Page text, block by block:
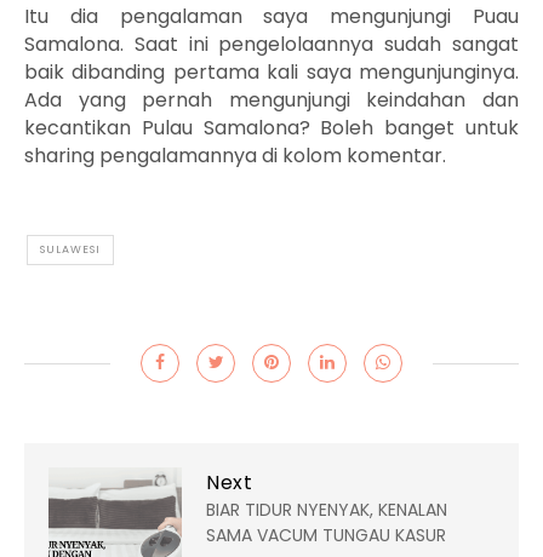
Itu dia pengalaman saya mengunjungi Puau
Samalona. Saat ini pengelolaannya sudah sangat
baik dibanding pertama kali saya mengunjunginya.
Ada yang pernah mengunjungi keindahan dan
kecantikan Pulau Samalona? Boleh banget untuk
sharing pengalamannya di kolom komentar.
SULAWESI
Next
BIAR TIDUR NYENYAK, KENALAN
SAMA VACUM TUNGAU KASUR